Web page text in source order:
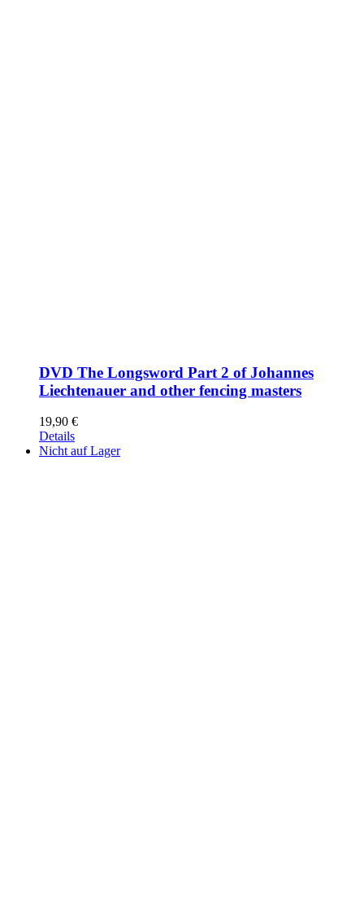
DVD The Longsword Part 2 of Johannes
Liechtenauer and other fencing masters
19,90 €
Details
Nicht auf Lager